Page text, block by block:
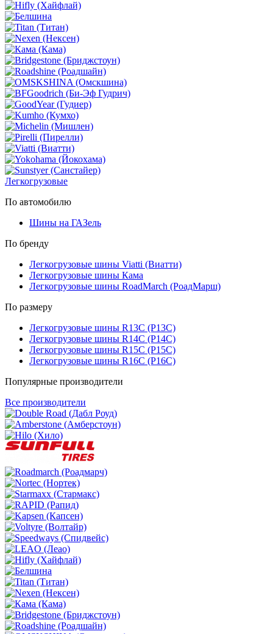
Легкогрузовые
По автомобилю
Шины на ГАЗель
По бренду
Легкогрузовые шины Viatti (Виатти)
Легкогрузовые шины Кама
Легкогрузовые шины RoadMarch (РоадМарш)
По размеру
Легкогрузовые шины R13C (Р13С)
Легкогрузовые шины R14C (Р14С)
Легкогрузовые шины R15C (Р15С)
Легкогрузовые шины R16C (Р16С)
Популярные производители
Все производители